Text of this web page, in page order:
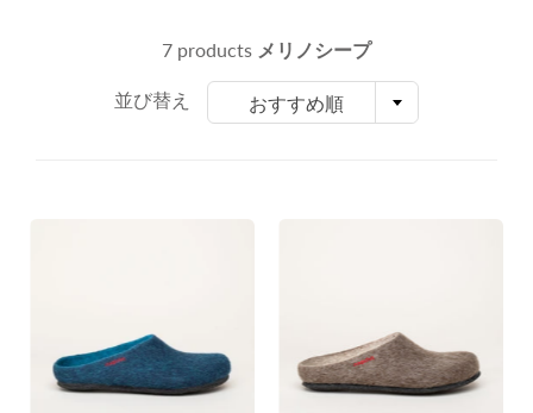
7 products メリノシープ
並び替え おすすめ順